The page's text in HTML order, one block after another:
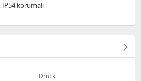
IP54 korumalı
Druck